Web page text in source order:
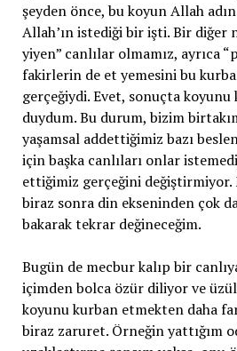
şeyden önce, bu koyun Allah
Allah’ın istediği bir işti. Bir diğer
yiyen” canlılar olmamız, ayrıca
fakirlerin de et yemesini bu
gerçeğiydi. Evet, sonuçta koyunu
duydum. Bu durum, bizim
yaşamsal addettiğimiz bazı
için başka canlıları onlar
ettiğimiz gerçeğini
biraz sonra din ekseninden çok
bakarak tekrar değineceğim.
Bugün de mecbur kalıp bir
içimden bolca özür diliyor ve
koyunu kurban etmekten daha
biraz zaruret. Örneğin yattığım